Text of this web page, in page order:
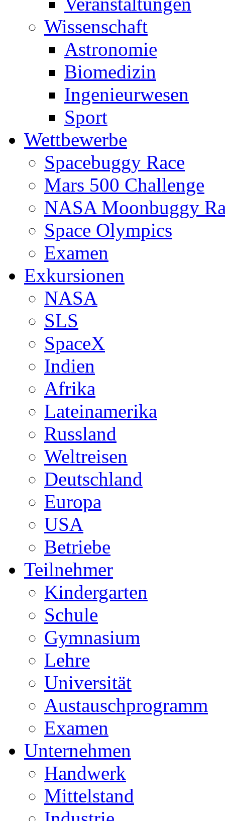
Wissenschaft
Astronomie
Biomedizin
Ingenieurwesen
Sport
Wettbewerbe
Spacebuggy Race
Mars 500 Challenge
NASA Moonbuggy
Space Olympics
Examen
Exkursionen
NASA
SLS
SpaceX
Indien
Afrika
Lateinamerika
Russland
Weltreisen
Deutschland
Europa
USA
Betriebe
Teilnehmer
Kindergarten
Schule
Gymnasium
Lehre
Universität
Austauschprogramm
Examen
Unternehmen
Handwerk
Mittelstand